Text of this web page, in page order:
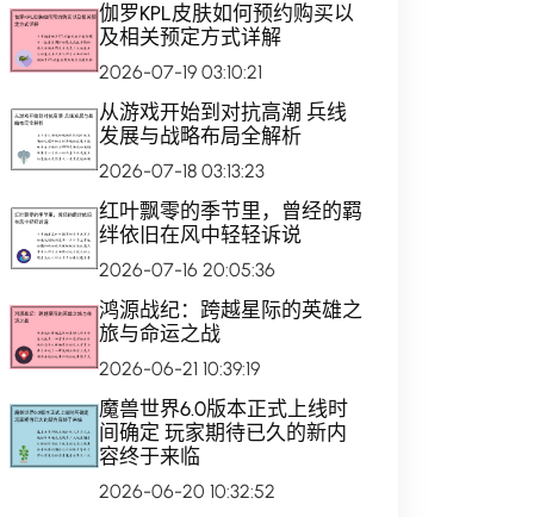
伽罗KPL皮肤如何预约购买以
及相关预定方式详解
2026-07-19 03:10:21
从游戏开始到对抗高潮 兵线
发展与战略布局全解析
2026-07-18 03:13:23
红叶飘零的季节里，曾经的羁
绊依旧在风中轻轻诉说
2026-07-16 20:05:36
鸿源战纪：跨越星际的英雄之
旅与命运之战
2026-06-21 10:39:19
魔兽世界6.0版本正式上线时
间确定 玩家期待已久的新内
容终于来临
2026-06-20 10:32:52